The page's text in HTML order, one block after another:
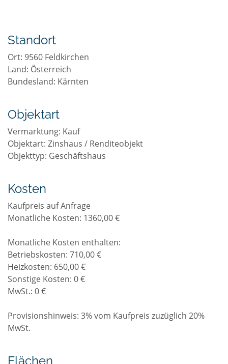
Standort
Ort: 9560 Feldkirchen
Land: Österreich
Bundesland: Kärnten
Objektart
Vermarktung: Kauf
Objektart: Zinshaus / Renditeobjekt
Objekttyp: Geschäftshaus
Kosten
Kaufpreis auf Anfrage
Monatliche Kosten: 1360,00 €
Monatliche Kosten enthalten:
Betriebskosten: 710,00 €
Heizkosten: 650,00 €
Sonstige Kosten: 0 €
MwSt.: 0 €
Provisionshinweis: 3% vom Kaufpreis zuzüglich 20%
MwSt.
Flächen